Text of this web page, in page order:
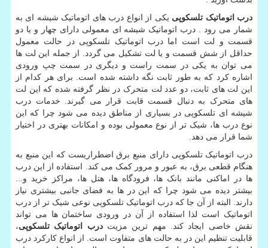
درب اتوماتیک تلسکوپی یکی از انواع درب های اتوماتیک شیشه ای به
شمار می رود . درب اتوماتیک شیشه ای معمولی دارای چهار و یا دو
قسمت و لت است اما درب اتوماتیک تلسکوپی در حالت معمول
حداقل از شش قسمت و یا لت تشکیل می گردد. از جمله این لت ها
می توان به یکی در سمت راست و دیگری در سمت چپ ورودی
اشاره کرد که به طور ثابت نگه داشته شده است. برای هر کدام از
این لت های ثابت، دو عدد لت متحرک در نظر گرفته شده که این لت
های متحرک به دنبال قسمت قابت قرار می گیرند. خدمات درب
شیشه ای تلسکوپی در بسیاری از مناطق دیده می شود چرا که این
نوع درب ها، شیک تر از نوع معمولی بوده و امکانات بهتری در اختیار
شما قرار می دهد.
درب اتوماتیک تلسکوپی دارای منبع برق اضطراریست که این منبع به
هنگام قطعی برق، به عبور و مرور کمک می کند. استفاده از این درب
ها در اماکنی مانند بانک ها، فرودگاه ها، هتل ها، مراکز خرید و...
بیشتر دیده می شود چرا که این در ها به فضای جانبی بیشتری نیاز
دارند. البته از آن جا که درب اتوماتیک تلسکوپی نوعی شیک تر از درب
اتوماتیک است لذا استفاده از آن در ورودی ساختمان ها می تواند
نقش خاصی ایجاد کند. مهم ترین مزیتدرب اتوماتیک تلسکوپی،
قابلیت تنظیم این در به حالت های متفاوت است. از انواع کارکرد درب